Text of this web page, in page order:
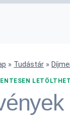
» Tudástár »